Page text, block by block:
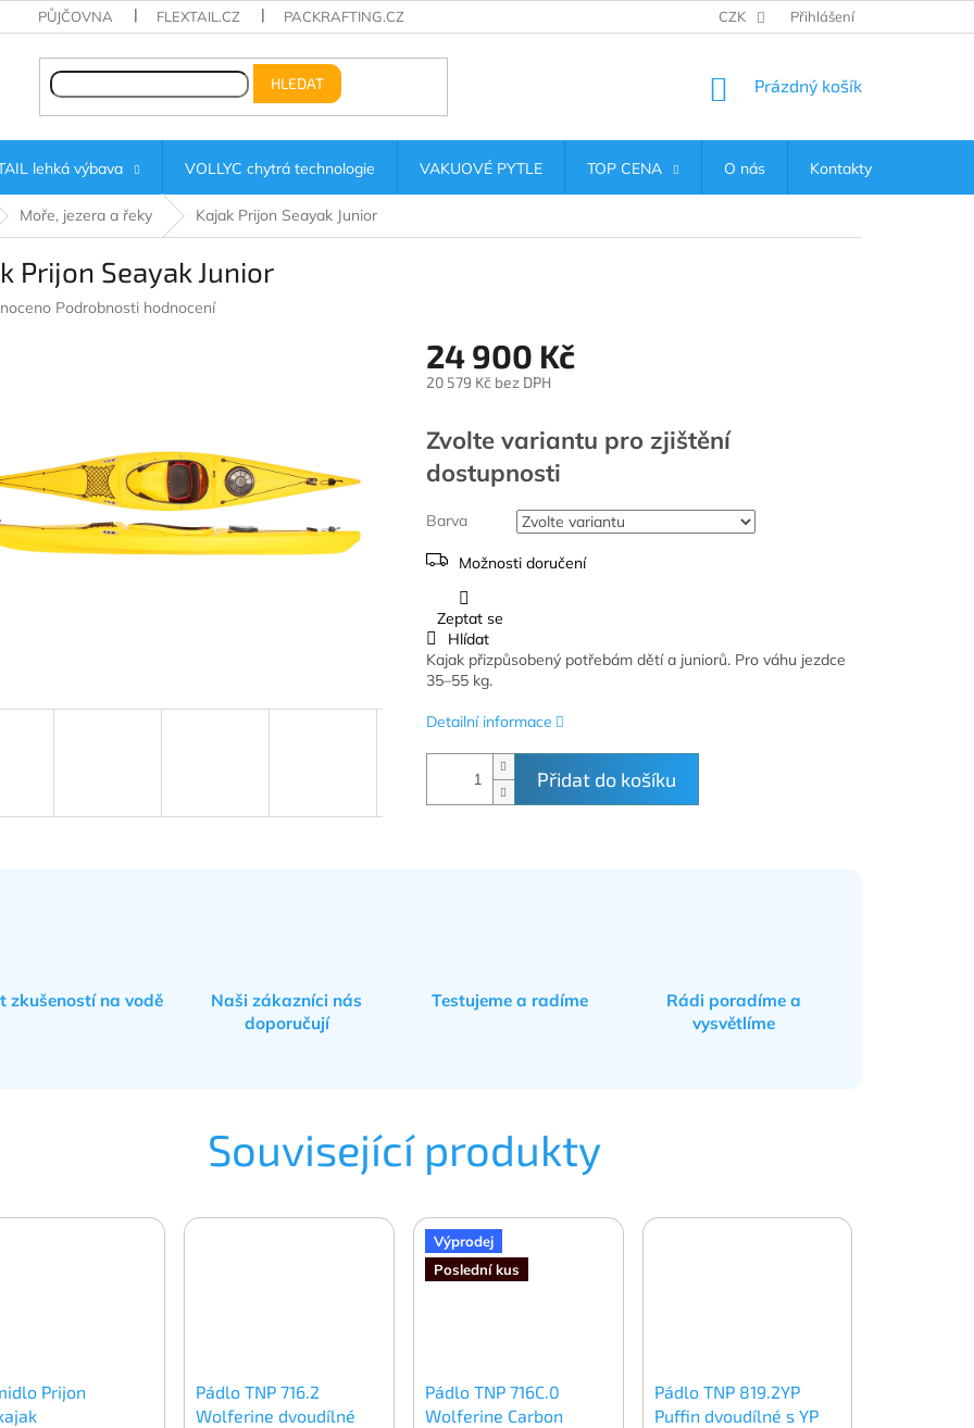
PŮJČOVNA FLEXTAIL.CZ PACKRAFTING.CZ CZK Přihlášení
HLEDAT
NÁKUPNÍ
Prázdný košík
lehká výbava VOLLYC chytrá technologie VAKUOVÉ PYTLE TOP CENA O nás Kontakty
Moře, jezera a řeky Kajak Prijon Seayak Junior
Prijon Seayak Junior
Podrobnosti hodnocení
24 900 Kč
20 579 Kč bez DPH
cena:
Zvolte variantu
Barva
Možnosti doručení
Přidat do košíku
Kajak přizpůsobený potřebám dětí a juniorů. Pro váhu jezdce
35–55 kg.
Detailní informace
Zeptat se
Hlídat
zkušeností na vodě
Naši zákazníci nás
doporučují
Testujeme a radíme
Rádi poradíme a
vysvětlíme
Související produkty
Prijon
Pádlo TNP 716.2
Wolferine dvoudílné
Výprodej
Poslední kus
Pádlo TNP 716C.0
Wolferine Carbon
Pádlo TNP 819.2YP
Puffin dvoudílné s YP